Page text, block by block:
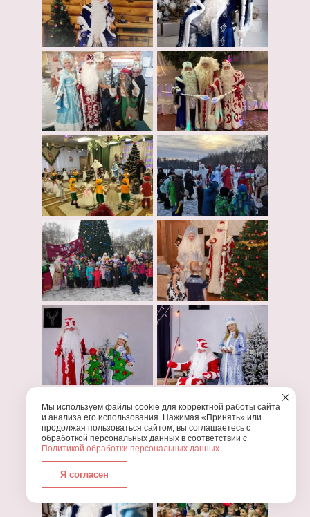
Мы используем файлы cookie для корректной работы сайта
и анализа его использования. Нажимая «Принять» или
продолжая пользоваться сайтом, вы соглашаетесь с
обработкой персональных данных в соответствии с
Политикой обработки персональных данных.
Я согласен